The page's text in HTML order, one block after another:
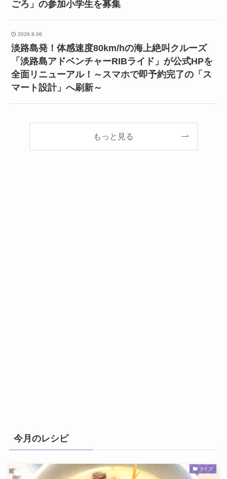
ごろ」の参加小学生を募集
2026.8.06
淡路島発！体感速度80km/hの海上絶叫クルーズ
「淡路島アドベンチャーRIBライド」が公式HPを
全面リニューアル！～スマホで即予約完了の「ス
マート設計」へ刷新～
もっと見る
今月のレシピ
ライフ